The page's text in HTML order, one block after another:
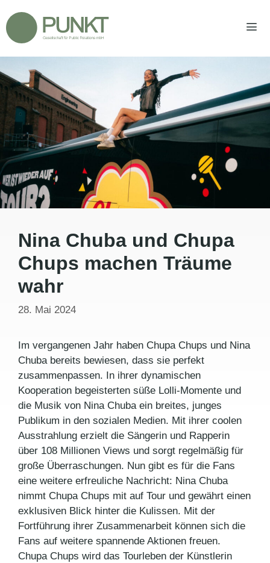
Inhalt
springen
Nina Chuba und Chupa
Chups machen Träume
wahr
28. Mai 2024
Im vergangenen Jahr haben Chupa Chups und Nina
Chuba bereits bewiesen, dass sie perfekt
zusammenpassen. In ihrer dynamischen
Kooperation begeisterten süße Lolli-Momente und
die Musik von Nina Chuba ein breites, junges
Publikum in den sozialen Medien. Mit ihrer coolen
Ausstrahlung erzielt die Sängerin und Rapperin
über 108 Millionen Views und sorgt regelmäßig für
große Überraschungen. Nun gibt es für die Fans
eine weitere erfreuliche Nachricht: Nina Chuba
nimmt Chupa Chups mit auf Tour und gewährt einen
exklusiven Blick hinter die Kulissen. Mit der
Fortführung ihrer Zusammenarbeit können sich die
Fans auf weitere spannende Aktionen freuen.
Chupa Chups wird das Tourleben der Künstlerin